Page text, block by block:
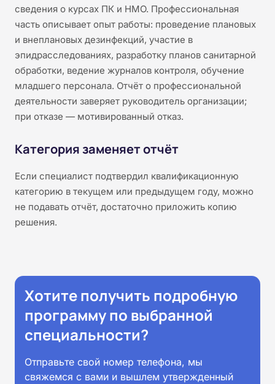
сведения о курсах ПК и НМО. Профессиональная
часть описывает опыт работы: проведение плановых
и внеплановых дезинфекций, участие в
эпидрасследованиях, разработку планов санитарной
обработки, ведение журналов контроля, обучение
младшего персонала. Отчёт о профессиональной
деятельности заверяет руководитель организации;
при отказе — мотивированный отказ.
Категория заменяет отчёт
Если специалист подтвердил квалификационную
категорию в текущем или предыдущем году, можно
не подавать отчёт, достаточно приложить копию
решения.
Хотите получить подробную
программу по выбранной
специальности?
Отправьте свой номер телефона, мы
свяжемся с вами и вышлем утвержденный